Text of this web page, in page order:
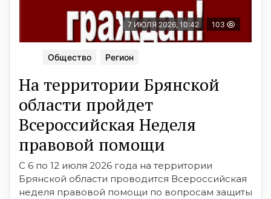
7 ИЮЛЯ 2026, 10:42 103
Общество Регион
На территории Брянской
области пройдет
Всероссийская Неделя
правовой помощи
С 6 по 12 июля 2026 года на территории
Брянской области проводится Всероссийская
неделя правовой помощи по вопросам защиты